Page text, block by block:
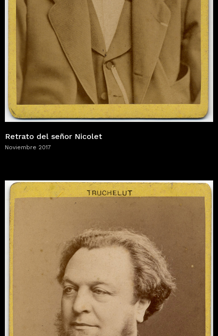
Retrato del señor Nicolet
Noviembre 2017